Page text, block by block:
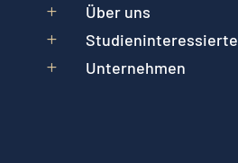
L Über uns
L Studieninteressierte
L Unternehmen